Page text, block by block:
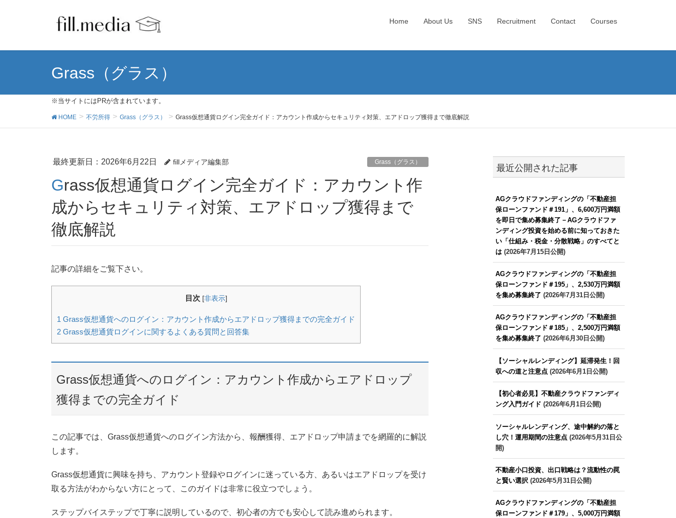
Home About Us SNS Recruitment Contact Courses
Grass（グラス）
※当サイトにはPRが含まれています。
HOME 不労所得 Grass（グラス） Grass仮想通貨ログイン完全ガイド：アカウント作成からセキュリティ対策、エアドロップ獲得まで徹底解説
最終更新日：2026年6月22日 fillメディア編集部 Grass（グラス）
Grass仮想通貨ログイン完全ガイド：アカウント作
成からセキュリティ対策、エアドロップ獲得まで
徹底解説
記事の詳細をご覧下さい。
目次 [非表示]
1 Grass仮想通貨へのログイン：アカウント作成からエアドロップ獲得までの完全ガイド
2 Grass仮想通貨ログインに関するよくある質問と回答集
Grass仮想通貨へのログイン：アカウント作成からエアドロップ
獲得までの完全ガイド
この記事では、Grass仮想通貨へのログイン方法から、報酬獲得、エアドロップ申請までを網羅的に解説
します。
Grass仮想通貨に興味を持ち、アカウント登録やログインに迷っている方、あるいはエアドロップを受け
取る方法がわからない方にとって、このガイドは非常に役立つでしょう。
ステップバイステップで丁寧に説明しているので、初心者の方でも安心して読み進められます。
最近公開された記事
AGクラウドファンディングの「不動産担
保ローンファンド＃191」、6,600万円満額
を即日で集め募集終了－AGクラウドファ
ンディング投資を始める前に知っておきた
い「仕組み・税金・分散戦略」のすべてと
は(2026年7月15日公開)
AGクラウドファンディングの「不動産担
保ローンファンド＃195」、2,530万円満額
を集め募集終了 (2026年7月31日公開)
AGクラウドファンディングの「不動産担
保ローンファンド＃185」、2,500万円満額
を集め募集終了 (2026年6月30日公開)
【ソーシャルレンディング】延滞発生！回
収への道と注意点(2026年6月1日公開)
【初心者必見】不動産クラウドファンディ
ング入門ガイド (2026年6月1日公開)
ソーシャルレンディング、途中解約の落と
し穴！運用期間の注意点(2026年5月31日公
開)
不動産小口投資、出口戦略は？流動性の罠
と賢い選択(2026年5月31日公開)
AGクラウドファンディングの「不動産担
保ローンファンド＃179」、5,000万円満額